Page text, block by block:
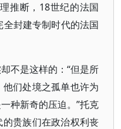
推断，18世纪的法国
封建专制时代的法国
不是这样的：“但是所
们处境之孤单也许为
种新奇的压迫。”托克
贵族们在政治权利丧